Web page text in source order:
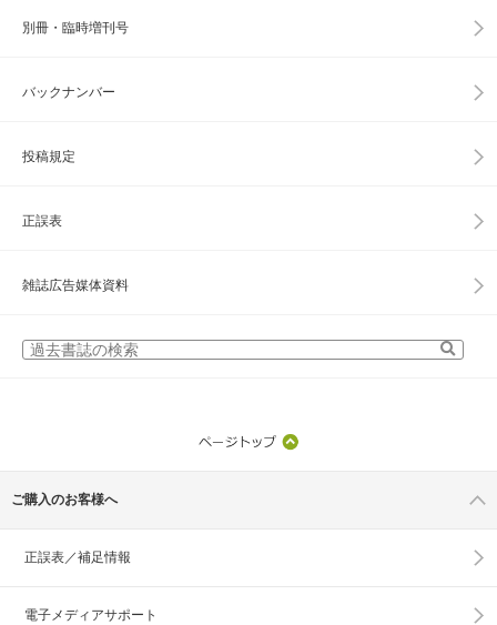
別冊・臨時増刊号
バックナンバー
投稿規定
正誤表
雑誌広告媒体資料
ご購入のお客様へ
正誤表／補足情報
電子メディアサポート